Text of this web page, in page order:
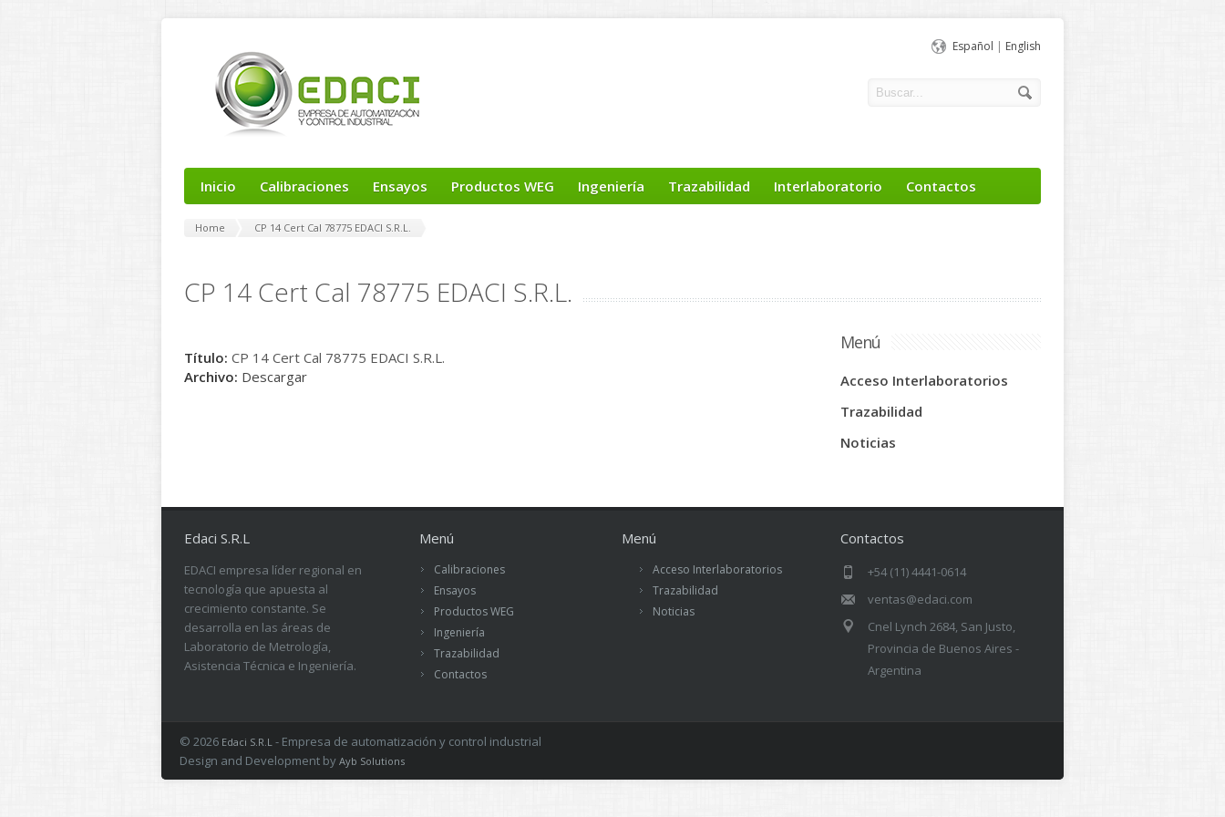
Español | English
Inicio Calibraciones Ensayos Productos WEG Ingeniería Trazabilidad Interlaboratorio Contactos
Home CP 14 Cert Cal 78775 EDACI S.R.L.
CP 14 Cert Cal 78775 EDACI S.R.L.
Título: CP 14 Cert Cal 78775 EDACI S.R.L.
Archivo: Descargar
Menú
Acceso Interlaboratorios
Trazabilidad
Noticias
Edaci S.R.L
EDACI empresa líder regional en
tecnología que apuesta al
crecimiento constante. Se
desarrolla en las áreas de
Laboratorio de Metrología,
Asistencia Técnica e Ingeniería.
Menú
Calibraciones
Ensayos
Productos WEG
Ingeniería
Trazabilidad
Contactos
Menú
Acceso Interlaboratorios
Trazabilidad
Noticias
Contactos
+54 (11) 4441-0614
ventas@edaci.com
Cnel Lynch 2684, San Justo,
Provincia de Buenos Aires -
Argentina
© 2026 Edaci S.R.L - Empresa de automatización y control industrial
Design and Development by Ayb Solutions